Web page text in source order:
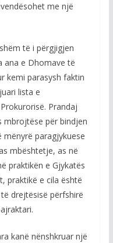
me një
të i përgjigjen
ana e Dhomave të
kemi parasysh faktin
lista e
Prandaj
mbrojtëse për bindjen
paragjykuese
mbështetje, as në
praktikën e Gjykatës
praktikë e cila është
drejtësisë përfshirë
kanë nënshkruar një